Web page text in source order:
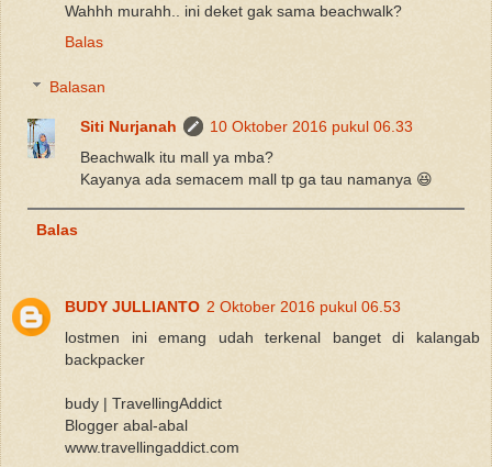
Wahhh murahh.. ini deket gak sama beachwalk?
Balas
Balasan
Siti Nurjanah
10 Oktober 2016 pukul 06.33
Beachwalk itu mall ya mba?
Kayanya ada semacem mall tp ga tau namanya 😆
Balas
BUDY JULLIANTO 2 Oktober 2016 pukul 06.53
lostmen ini emang udah terkenal banget di kalangab
backpacker
budy | TravellingAddict
Blogger abal-abal
www.travellingaddict.com